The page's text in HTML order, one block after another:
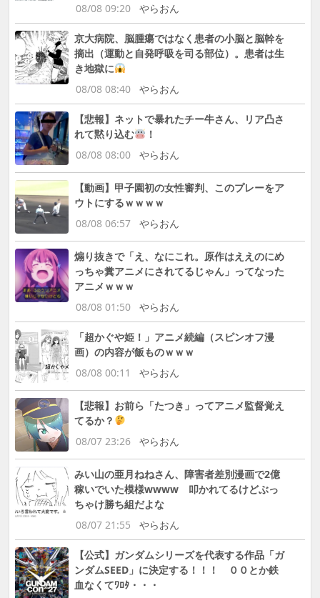
08/08 09:20
やらおん
京大病院、脳腫瘍ではなく患者の小脳と脳幹を
摘出（運動と自発呼吸を司る部位）。患者は生
き地獄に
08/08 08:40
やらおん
【悲報】ネットで暴れたチー牛さん、リア凸さ
れて黙り込む
！
08/08 08:00
やらおん
【動画】甲子園初の女性審判、このプレーをア
ウトにするｗｗｗｗ
08/08 06:57
やらおん
煽り抜きで「え、なにこれ。原作はええのにめ
っちゃ糞アニメにされてるじゃん」ってなった
アニメｗｗｗ
08/08 01:50
やらおん
「超かぐや姫！」アニメ続編（スピンオフ漫
画）の内容が飯ものｗｗｗ
08/08 00:11
やらおん
【悲報】お前ら「たつき」ってアニメ監督覚え
てるか？
08/07 23:26
やらおん
みい山の亜月ねねさん、障害者差別漫画で2億
稼いでいた模様wwww 叩かれてるけどぶっ
ちゃけ勝ち組だよな
08/07 21:55
やらおん
【公式】ガンダムシリーズを代表する作品「ガ
ンダムSEED」に決定する！！！ ００とか鉄
血なくてﾜﾛﾀ・・・